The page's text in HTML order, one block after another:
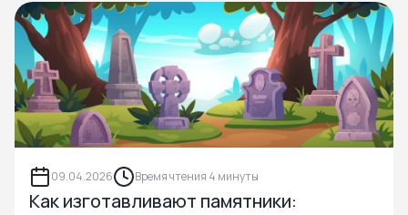
09.04.2026 Время чтения 4 минуты
Как изготавливают памятники: